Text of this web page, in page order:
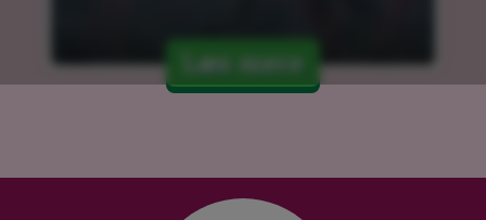
Læs mere